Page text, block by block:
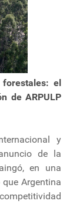
el
de ARPULP
y
de la
en una
Argentina